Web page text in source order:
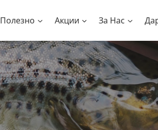
Полезно Акции За Нас